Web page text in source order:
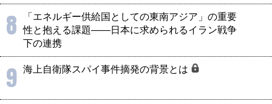
8
「エネルギー供給国としての東南アジア」の重要
性と抱える課題――日本に求められるイラン戦争
下の連携
9 海上自衛隊スパイ事件摘発の背景とは